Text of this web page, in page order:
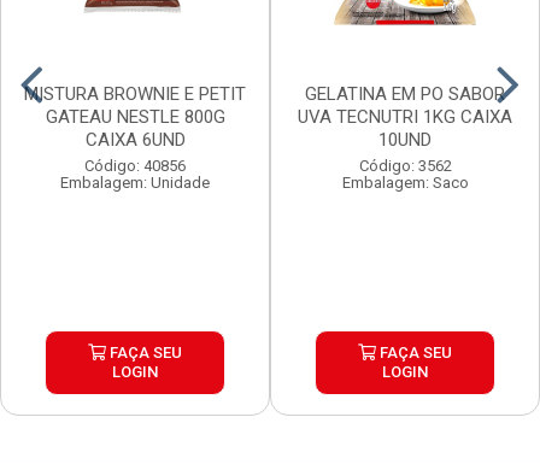
MISTURA BROWNIE E PETIT
GATEAU NESTLE 800G
CAIXA 6UND
Código: 40856
Embalagem: Unidade
FAÇA SEU
LOGIN
GELATINA EM PO SABOR
UVA TECNUTRI 1KG CAIXA
10UND
Código: 3562
Embalagem: Saco
FAÇA SEU
LOGIN